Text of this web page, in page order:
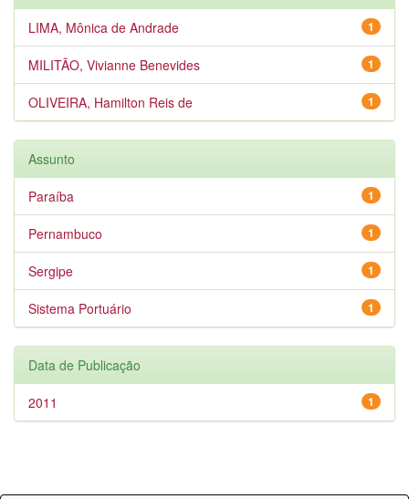
1
LIMA, Mônica de Andrade
1
MILITÃO, Vivianne Benevides
1
OLIVEIRA, Hamilton Reis de
Assunto
1
Paraíba
1
Pernambuco
1
Sergipe
1
Sistema Portuário
Data de Publicação
1
2011